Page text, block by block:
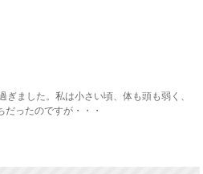
ました。私は小さい頃、体も頭も弱く、
ったのですが・・・